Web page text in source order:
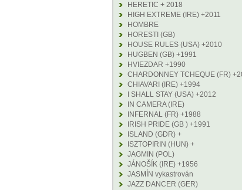
HERETIC + 2018
HIGH EXTREME (IRE) +2011
HOMBRE
HORESTI (GB)
HOUSE RULES (USA) +2010
HUGBEN (GB) +1991
HVIEZDAR +1990
CHARDONNEY TCHEQUE (FR)
CHIAVARI (IRE) +1994
I SHALL STAY (USA) +2012
IN CAMERA (IRE)
INFERNAL (FR) +1988
IRISH PRIDE (GB ) +1991
ISLAND (GDR) +
ISZTOPIRIN (HUN) +
JAGMIN (POL)
JÁNOŠÍK (IRE) +1956
JASMÍN vykastrován
JAZZ DANCER (GER)